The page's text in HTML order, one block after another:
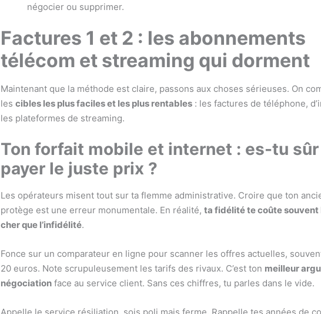
négocier ou supprimer.
Factures 1 et 2 : les abonnements
télécom et streaming qui dorment
Maintenant que la méthode est claire, passons aux choses sérieuses. On
les cibles les plus faciles et les plus rentables : les factures de téléphone,
les plateformes de streaming.
Ton forfait mobile et internet : es-tu
payer le juste prix ?
Les opérateurs misent tout sur ta flemme administrative. Croire que ton
protège est une erreur monumentale. En réalité, ta fidélité te coûte souvent
cher que l’infidélité.
Fonce sur un comparateur en ligne pour scanner les offres actuelles,
20 euros. Note scrupuleusement les tarifs des rivaux. C’est ton meilleur
négociation face au service client. Sans ces chiffres, tu parles dans le vide.